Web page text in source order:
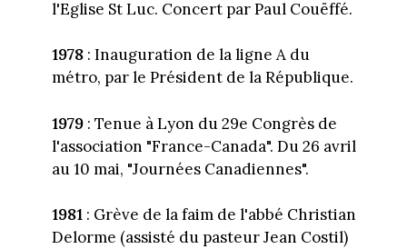
l'Eglise St Luc. Concert par Paul Couëffé.
1978: Inauguration de la ligne A du
métro, par le Président de la République.
1979: Tenue à Lyon du 29e Congrès de
l'association "France-Canada". Du 26 avril
au 10 mai, "Journées Canadiennes".
1981: Grève de la faim de l'abbé Christian
Delorme (assisté du pasteur Jean Costil)